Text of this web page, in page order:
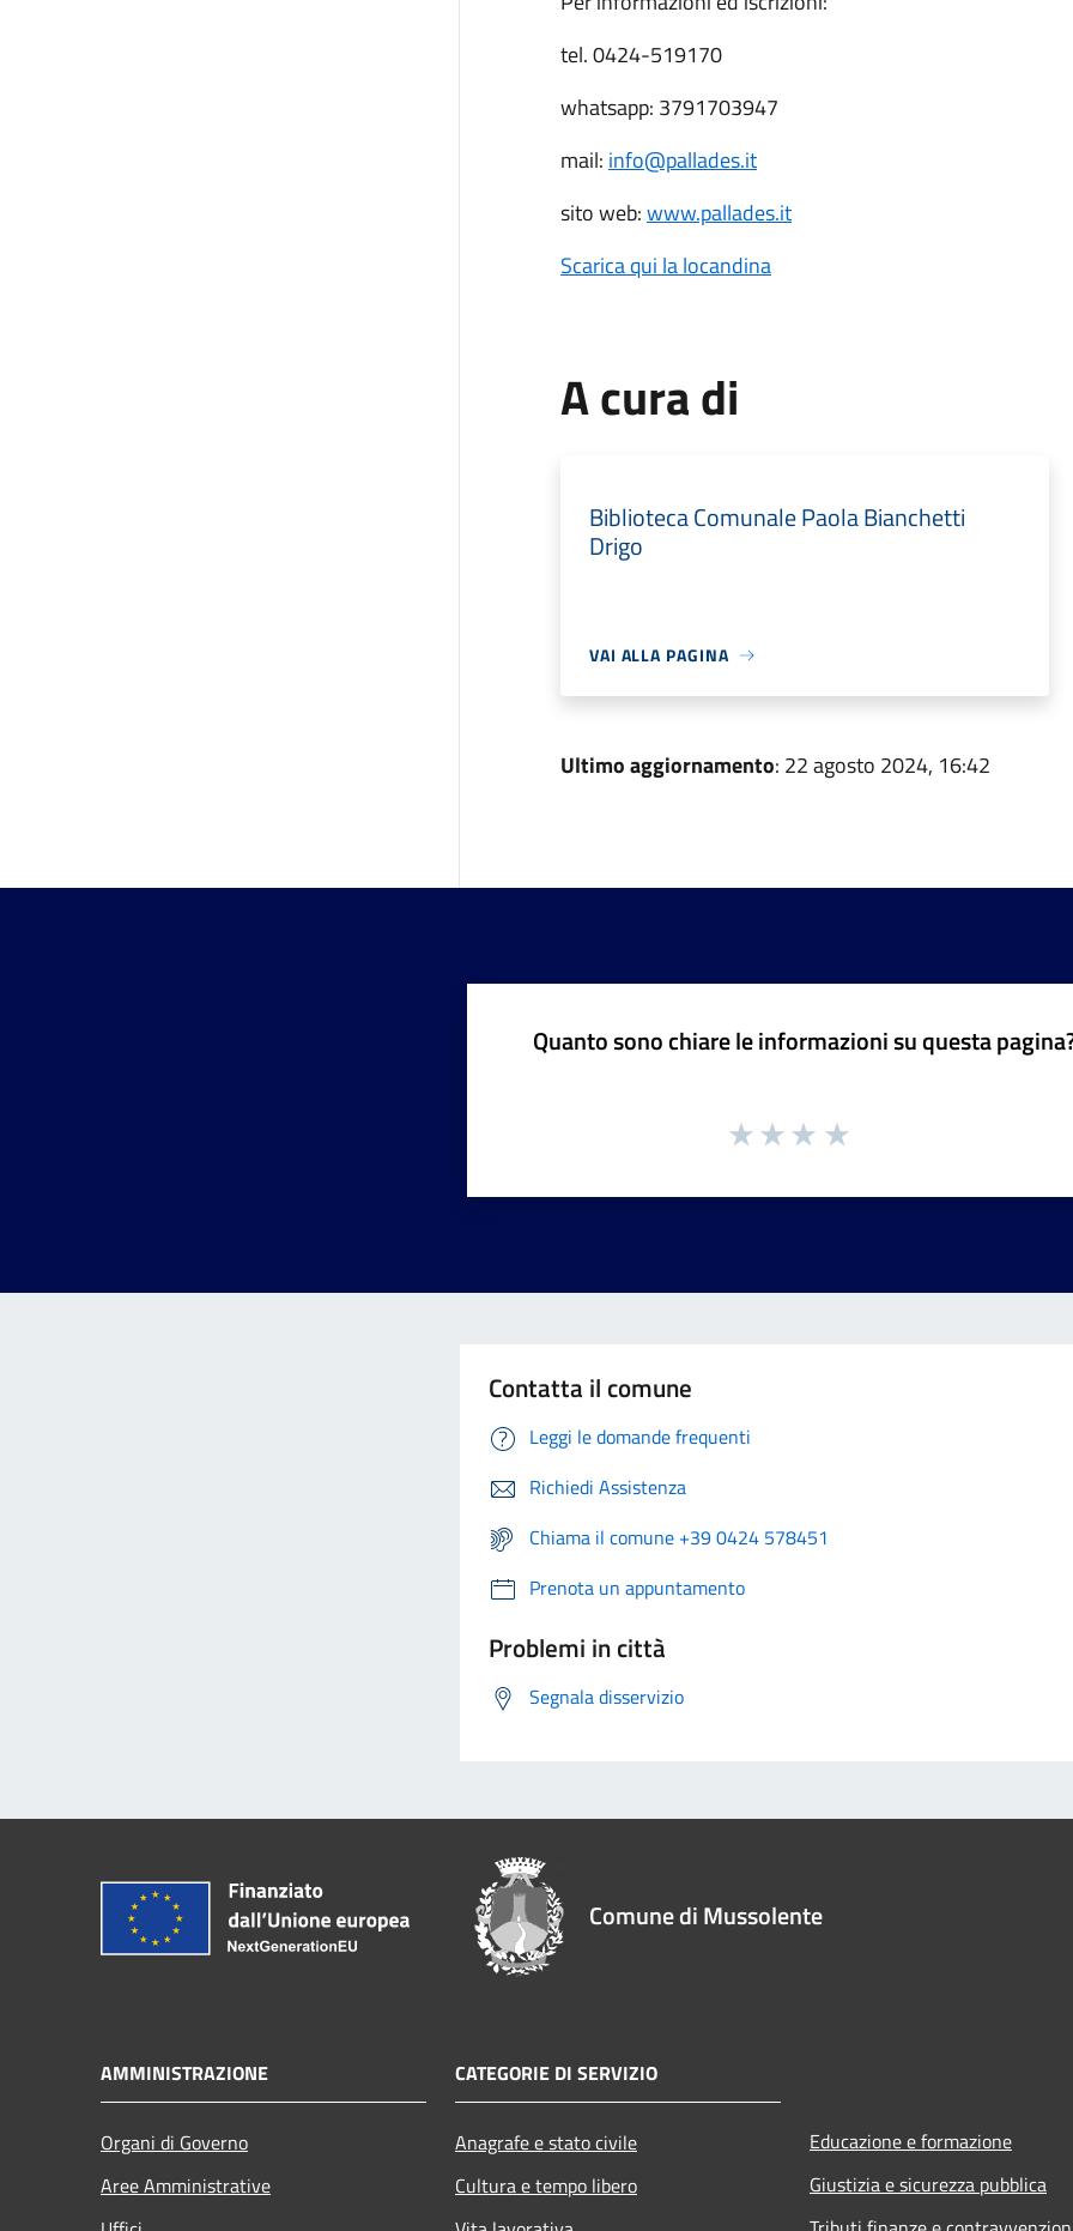
tel. 0424-519170
whatsapp: 3791703947
mail: info@pallades.it
sito web:www.pallades.it
Scarica qui la locandina
A cura di
Biblioteca Comunale Paola Bianchetti
Drigo
VAI ALLA PAGINA
Ultimo aggiornamento: 22 agosto 2024, 16:42
Quanto sono chiare le informazioni su questa
Contatta il comune
Leggi le domande frequenti
Richiedi Assistenza
Chiama il comune +39 0424 578451
Prenota un appuntamento
Problemi in città
Segnala disservizio
Comune di Mussolente
AMMINISTRAZIONE
Organi di Governo
Aree Amministrative
CATEGORIE DI SERVIZIO
Anagrafe e stato civile
Cultura e tempo libero
Educazione e formazione
Giustizia e sicurezza pubblica